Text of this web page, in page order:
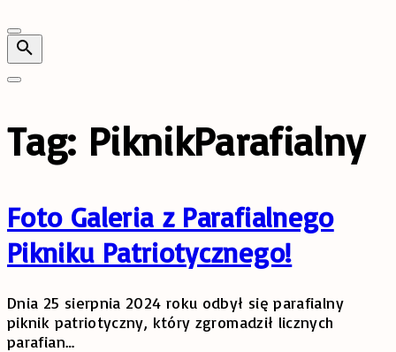
Tag: PiknikParafialny
Foto Galeria z Parafialnego
Pikniku Patriotycznego!
Dnia 25 sierpnia 2024 roku odbył się parafialny
piknik patriotyczny, który zgromadził licznych
parafian…